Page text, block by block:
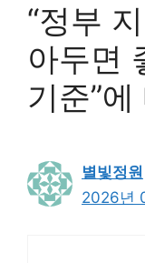
“정부
아두면
기준”
별빛정원
2026년